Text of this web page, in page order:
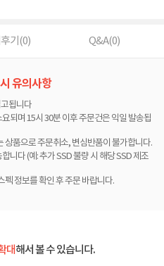
기(0) Q&A(0)
유의사항
됩니다
되며 15시 30분 이후 주문건은 익일 발송됩
상품으로 주문취소, 변심반품이 불가합니다.
니다 (예: 추가 SSD 불량 시 해당 SSD 제조
펙 정보를 확인 후 주문 바랍니다.
대해서 볼 수 있습니다.